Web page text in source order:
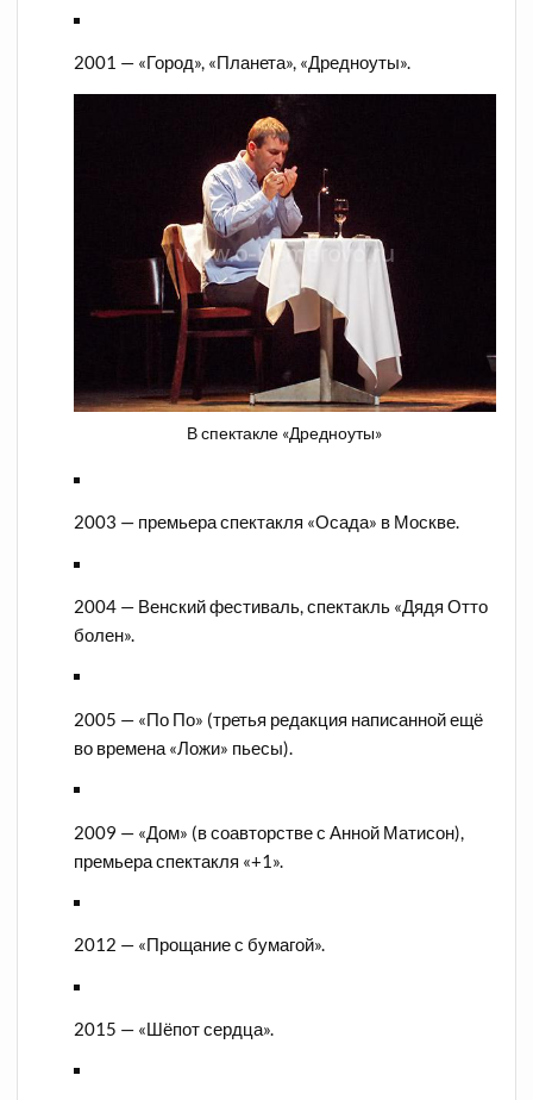
2001 — «Город», «Планета», «Дредноуты».
В спектакле «Дредноуты»
2003 — премьера спектакля «Осада» в Москве.
2004 — Венский фестиваль, спектакль «Дядя Отто
болен».
2005 — «По По» (третья редакция написанной ещё
во времена «Ложи» пьесы).
2009 — «Дом» (в соавторстве с Анной Матисон),
премьера спектакля «+1».
2012 — «Прощание с бумагой».
2015 — «Шёпот сердца».